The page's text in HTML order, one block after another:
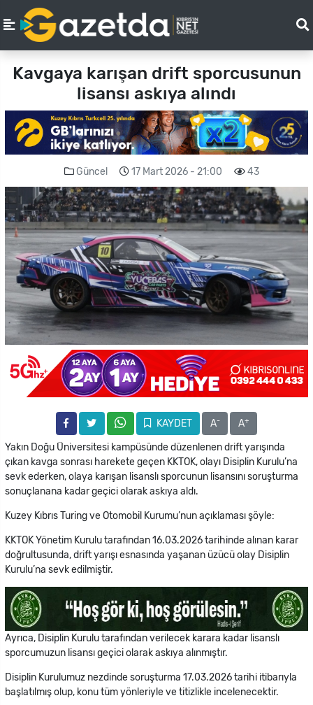
Kavgaya karışan drift sporcusunun
lisansı askıya alındı
Güncel 17 Mart 2026 - 21:00 43
KAYDET A- A+
Yakın Doğu Üniversitesi kampüsünde düzenlenen drift yarışında
çıkan kavga sonrası harekete geçen KKTOK, olayı Disiplin Kurulu’na
sevk ederken, olaya karışan lisanslı sporcunun lisansını soruşturma
sonuçlanana kadar geçici olarak askıya aldı.
Kuzey Kıbrıs Turing ve Otomobil Kurumu’nun açıklaması şöyle:
KKTOK Yönetim Kurulu tarafından 16.03.2026 tarihinde alınan karar
doğrultusunda, drift yarışı esnasında yaşanan üzücü olay Disiplin
Kurulu’na sevk edilmiştir.
Ayrıca, Disiplin Kurulu tarafından verilecek karara kadar lisanslı
sporcumuzun lisansı geçici olarak askıya alınmıştır.
Disiplin Kurulumuz nezdinde soruşturma 17.03.2026 tarihi itibarıyla
başlatılmış olup, konu tüm yönleriyle ve titizlikle incelenecektir.